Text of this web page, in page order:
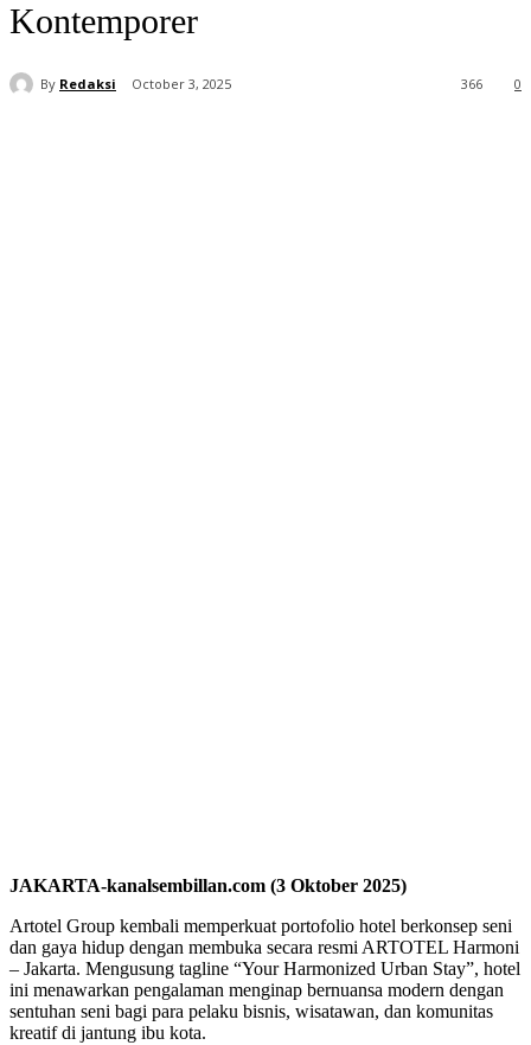
Kontemporer
By Redaksi October 3, 2025 0
366
JAKARTA-kanalsembillan.com (3 Oktober 2025)
Artotel Group kembali memperkuat portofolio hotel berkonsep seni
dan gaya hidup dengan membuka secara resmi ARTOTEL Harmoni
– Jakarta. Mengusung tagline “Your Harmonized Urban Stay”, hotel
ini menawarkan pengalaman menginap bernuansa modern dengan
sentuhan seni bagi para pelaku bisnis, wisatawan, dan komunitas
kreatif di jantung ibu kota.